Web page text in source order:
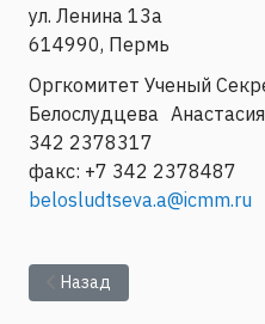
ул. Ленина 13а
614990, Пермь
Оргкомитет Ученый
Белослудцева
342 2378317
факс: +7 342 2378487
belosludtseva.a@icmm.ru
Предыдущий: Цикл
Назад